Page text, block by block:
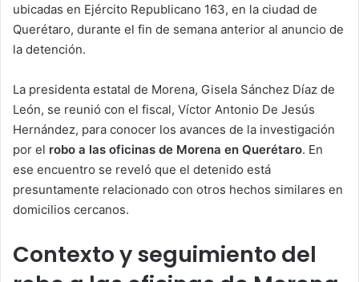
ubicadas en Ejército Republicano 163, en la ciudad de
Querétaro, durante el fin de semana anterior al anuncio de
la detención.
La presidenta estatal de Morena, Gisela Sánchez Díaz de
León, se reunió con el fiscal, Víctor Antonio De Jesús
Hernández, para conocer los avances de la investigación
por el robo a las oficinas de Morena en Querétaro. En
ese encuentro se reveló que el detenido está
presuntamente relacionado con otros hechos similares en
domicilios cercanos.
Contexto y seguimiento del